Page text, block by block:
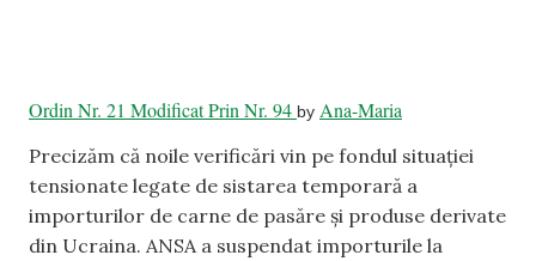
Ordin Nr. 21 Modificat Prin Nr. 94 by Ana-Maria
Precizăm că noile verificări vin pe fondul situației
tensionate legate de sistarea temporară a
importurilor de carne de pasăre și produse derivate
din Ucraina. ANSA a suspendat importurile la